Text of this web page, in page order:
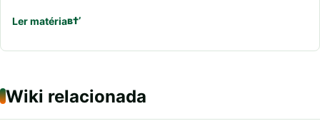
Ler matéria
Wiki relacionada